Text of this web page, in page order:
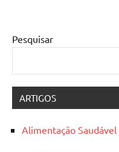
Pesquisar
ARTIGOS
Alimentação Saudável